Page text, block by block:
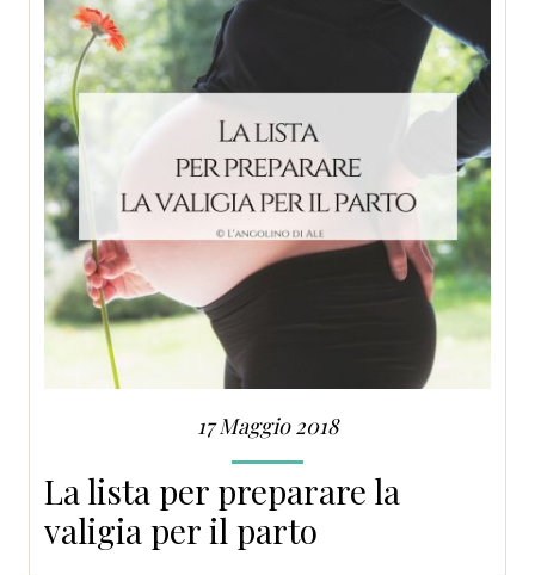
COLLABORAZIONI
CONTATTI
17 Maggio 2018
La lista per preparare la
valigia per il parto